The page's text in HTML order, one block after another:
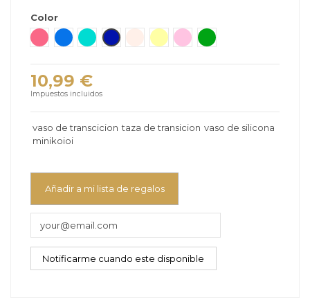
Color
Rosa Oscuro
Azul Verde marAzul Marino
Beige AmarilloRosa Verde Mate
10,99 €
Impuestos incluidos
vaso de transcicion taza de transicion vaso de silicona
minikoioi
Añadir a mi lista de regalos